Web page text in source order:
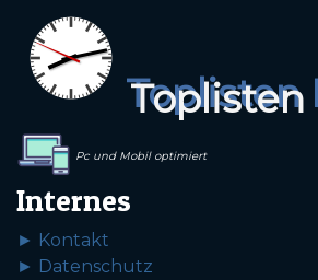
Toplisten
Pc und Mobil optimiert
Internes
► Kontakt
► Datenschutz